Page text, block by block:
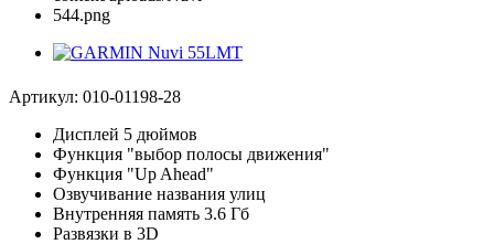
Артикул: 010-01198-28
Дисплей 5 дюймов
Функция "выбор полосы движения"
Функция "Up Ahead"
Озвучивание названия улиц
Внутренняя память 3.6 Гб
Развязки в 3D